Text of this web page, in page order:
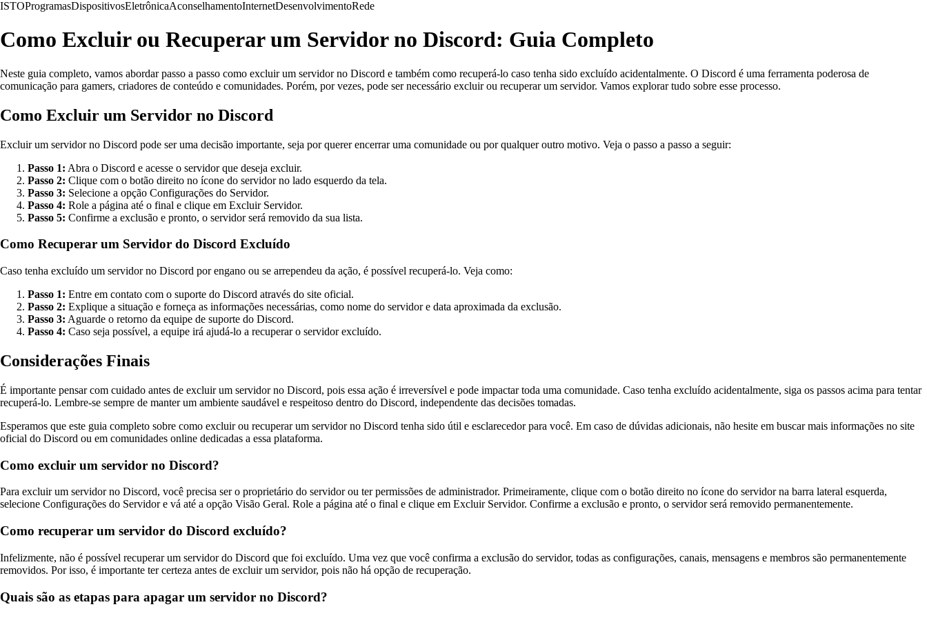
ISTOProgramasDispositivosEletrônicaAconselhamentoInternetDesenvolvimentoRede
Como Excluir ou Recuperar um Servidor no Discord: Guia Completo
Neste guia completo, vamos abordar passo a passo como excluir um servidor no Discord e também como recuperá-lo caso tenha sido excluído acidentalmente. O Discord é uma ferramenta poderosa de
comunicação para gamers, criadores de conteúdo e comunidades. Porém, por vezes, pode ser necessário excluir ou recuperar um servidor. Vamos explorar tudo sobre esse processo.
Como Excluir um Servidor no Discord
Excluir um servidor no Discord pode ser uma decisão importante, seja por querer encerrar uma comunidade ou por qualquer outro motivo. Veja o passo a passo a seguir:
Passo 1: Abra o Discord e acesse o servidor que deseja excluir.
Passo 2: Clique com o botão direito no ícone do servidor no lado esquerdo da tela.
Passo 3: Selecione a opção Configurações do Servidor.
Passo 4: Role a página até o final e clique em Excluir Servidor.
Passo 5: Confirme a exclusão e pronto, o servidor será removido da sua lista.
Como Recuperar um Servidor do Discord Excluído
Caso tenha excluído um servidor no Discord por engano ou se arrependeu da ação, é possível recuperá-lo. Veja como:
Passo 1: Entre em contato com o suporte do Discord através do site oficial.
Passo 2: Explique a situação e forneça as informações necessárias, como nome do servidor e data aproximada da exclusão.
Passo 3: Aguarde o retorno da equipe de suporte do Discord.
Passo 4: Caso seja possível, a equipe irá ajudá-lo a recuperar o servidor excluído.
Considerações Finais
É importante pensar com cuidado antes de excluir um servidor no Discord, pois essa ação é irreversível e pode impactar toda uma comunidade. Caso tenha excluído acidentalmente, siga os passos acima para tentar
recuperá-lo. Lembre-se sempre de manter um ambiente saudável e respeitoso dentro do Discord, independente das decisões tomadas.
Esperamos que este guia completo sobre como excluir ou recuperar um servidor no Discord tenha sido útil e esclarecedor para você. Em caso de dúvidas adicionais, não hesite em buscar mais informações no site
oficial do Discord ou em comunidades online dedicadas a essa plataforma.
Como excluir um servidor no Discord?
Para excluir um servidor no Discord, você precisa ser o proprietário do servidor ou ter permissões de administrador. Primeiramente, clique com o botão direito no ícone do servidor na barra lateral esquerda,
selecione Configurações do Servidor e vá até a opção Visão Geral. Role a página até o final e clique em Excluir Servidor. Confirme a exclusão e pronto, o servidor será removido permanentemente.
Como recuperar um servidor do Discord excluído?
Infelizmente, não é possível recuperar um servidor do Discord que foi excluído. Uma vez que você confirma a exclusão do servidor, todas as configurações, canais, mensagens e membros são permanentemente
removidos. Por isso, é importante ter certeza antes de excluir um servidor, pois não há opção de recuperação.
Quais são as etapas para apagar um servidor no Discord?